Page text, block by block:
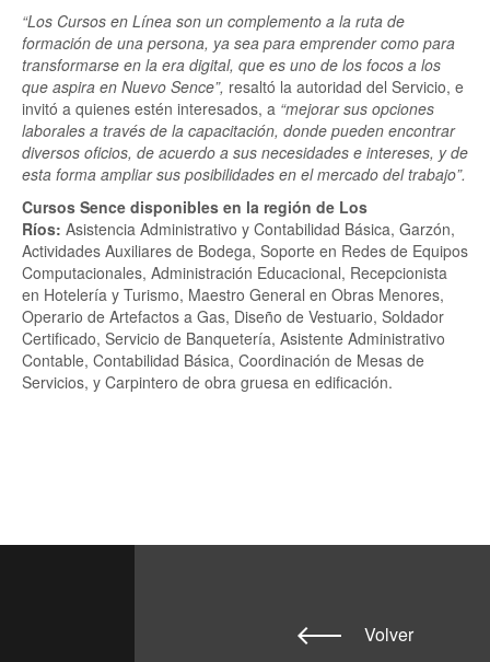
“Los Cursos en Línea son un complemento a la ruta de
formación de una persona, ya sea para emprender como para
transformarse en la era digital, que es uno de los focos a los
que aspira en Nuevo Sence”, resaltó la autoridad del Servicio, e
invitó a quienes estén interesados, a “mejorar sus opciones
laborales a través de la capacitación, donde pueden encontrar
diversos oficios, de acuerdo a sus necesidades e intereses, y de
esta forma ampliar sus posibilidades en el mercado del trabajo”.
Cursos Sence disponibles en la región de Los
Ríos: Asistencia Administrativo y Contabilidad Básica, Garzón,
Actividades Auxiliares de Bodega, Soporte en Redes de Equipos
Computacionales, Administración Educacional, Recepcionista
en Hotelería y Turismo, Maestro General en Obras Menores,
Operario de Artefactos a Gas, Diseño de Vestuario, Soldador
Certificado, Servicio de Banquetería, Asistente Administrativo
Contable, Contabilidad Básica, Coordinación de Mesas de
Servicios, y Carpintero de obra gruesa en edificación.
Volver